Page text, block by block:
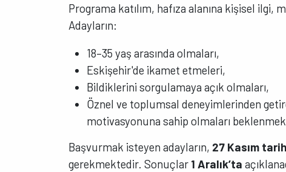
Programa katılım, hafıza alanına kişisel ilgi,
Adayların:
18–35 yaş arasında olmaları,
Eskişehir'de ikamet etmeleri,
Bildiklerini sorgulamaya açık olmaları,
Öznel ve toplumsal deneyimlerinden
motivasyonuna sahip olmaları
Başvurmak isteyen adayların, 27 Kasım
gerekmektedir. Sonuçlar 1 Aralık’ta